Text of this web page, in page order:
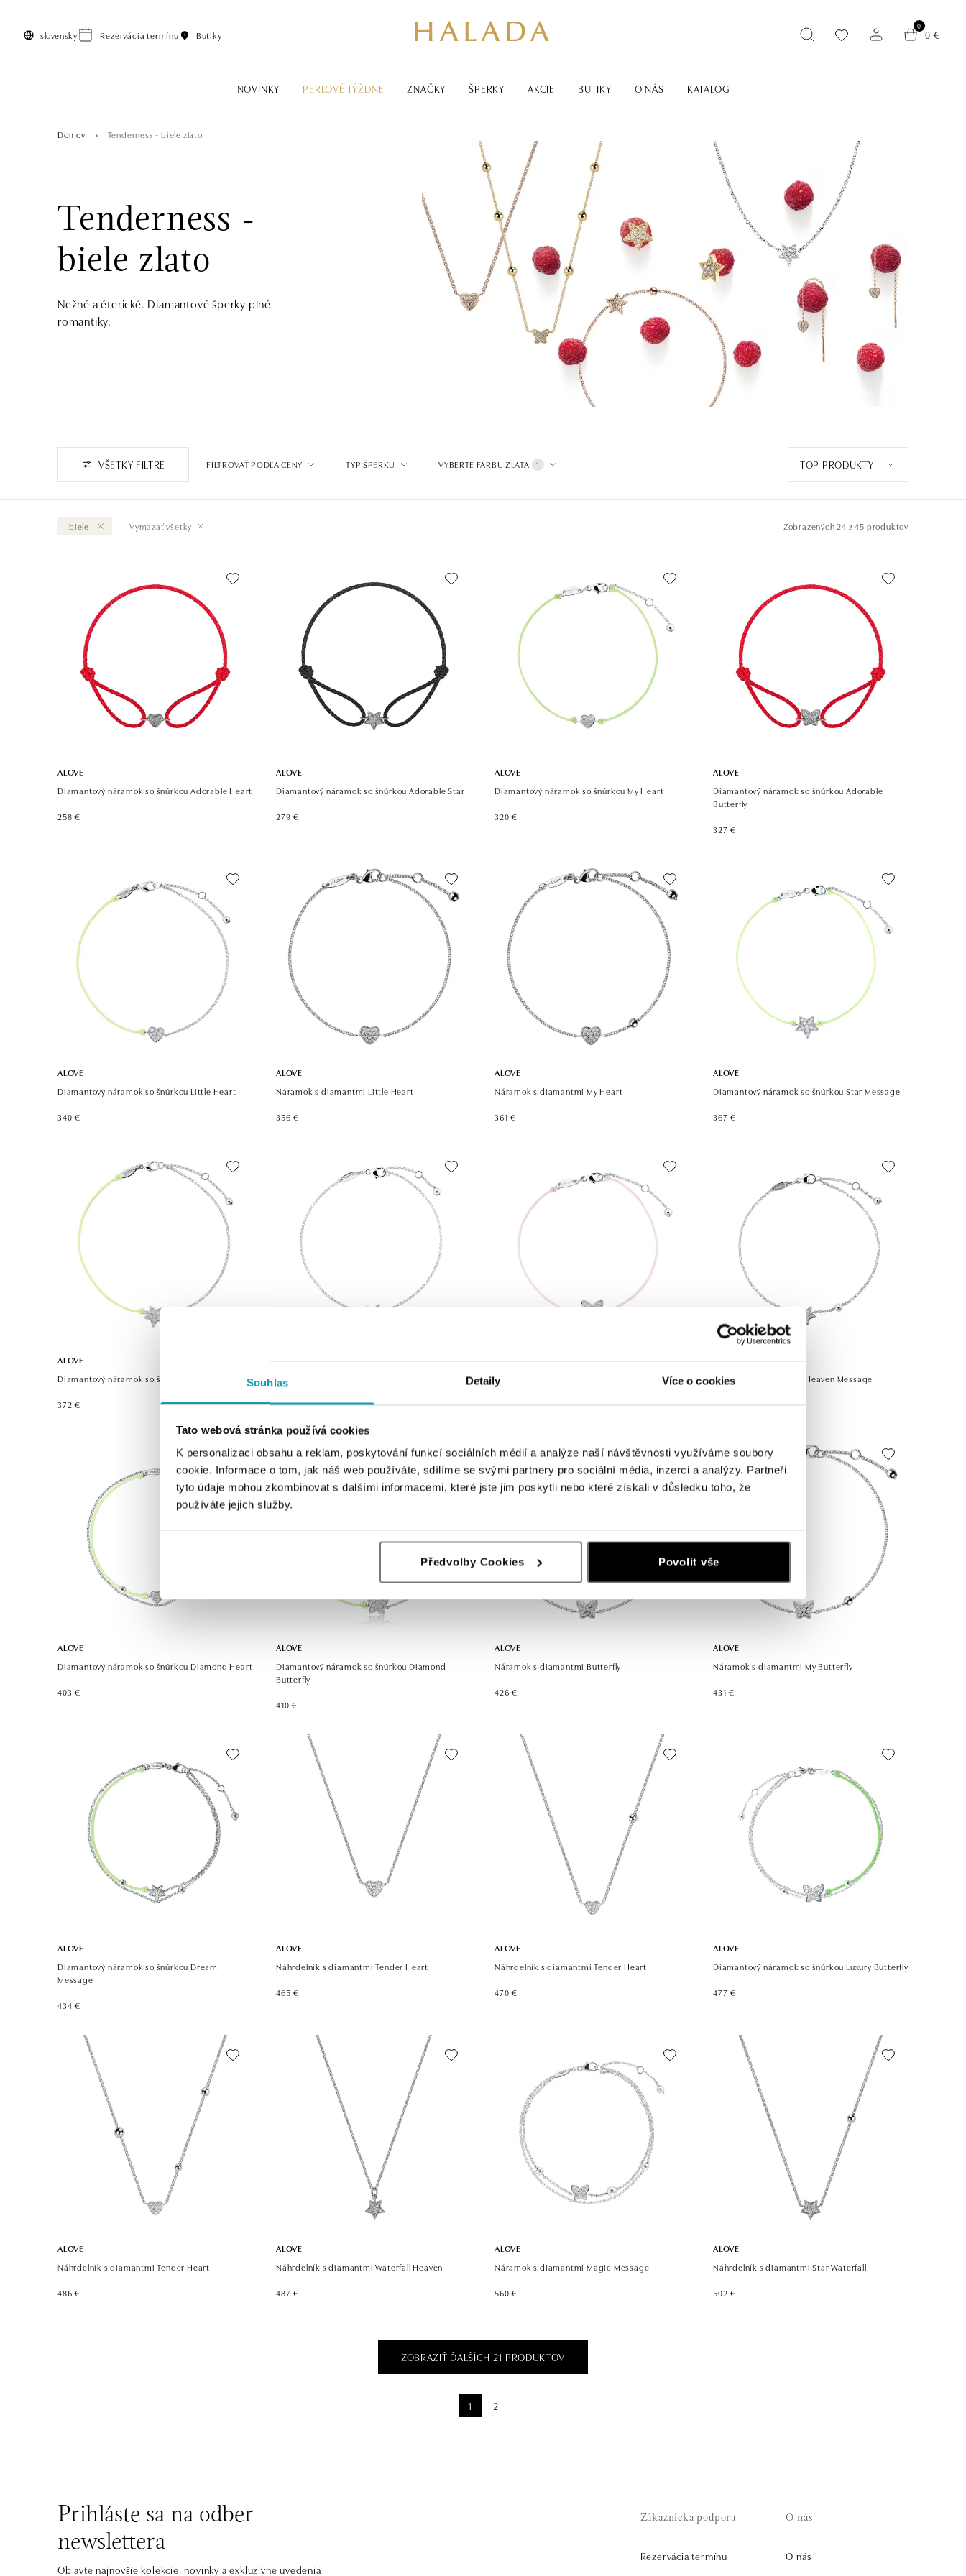
Souhlas Detaily Více o cookies
Tato webová stránka používá cookies
K personalizaci obsahu a reklam, poskytování funkcí sociálních médií a analýze naší návštěvnosti využíváme soubory
cookie. Informace o tom, jak náš web používáte, sdílíme se svými partnery pro sociální média, inzerci a analýzy. Partneři
tyto údaje mohou zkombinovat s dalšími informacemi, které jste jim poskytli nebo které získali v důsledku toho, že
používáte jejich služby.
Předvolby Cookies Povolit vše
slovensky Rezervácia termínu Butiky
0
0 €
NOVINKY PERLOVÉ TÝŽDNE ZNAČKY ŠPERKY AKCIE BUTIKY O NÁS KATALOG
Domov Tenderness - biele zlato
Tenderness -
biele zlato
Nežné a éterické. Diamantové šperky plné
romantiky.
VŠETKY FILTRE FILTROVAŤ PODĽA CENY TYP ŠPERKU VYBERTE FARBU ZLATA 1 TOP PRODUKTY
biele Vymazať všetky Zobrazených24 z 45 produktov
ALOVE
Diamantový náramok so šnúrkou Adorable Heart
258 €
ALOVE
Diamantový náramok so šnúrkou Adorable Star
279 €
ALOVE
Diamantový náramok so šnúrkou My Heart
320 €
ALOVE
Diamantový náramok so šnúrkou Adorable
Butterfly
327 €
ALOVE
Diamantový náramok so šnúrkou Little Heart
340 €
ALOVE
Náramok s diamantmi Little Heart
356 €
ALOVE
Náramok s diamantmi My Heart
361 €
ALOVE
Diamantový náramok so šnúrkou Star Message
367 €
ALOVE
Diamantový náramok so šnúrkou Be a Star
372 €
Náramok s diamantmi Night Message
383 €
Diamantový náramok so šnúrkou Lovely Butterfly
Náramok s diamantmi Heaven Message
ALOVE
Diamantový náramok so šnúrkou Diamond Heart
403 €
ALOVE
Diamantový náramok so šnúrkou Diamond
Butterfly
410 €
ALOVE
Náramok s diamantmi Butterfly
426 €
ALOVE
Náramok s diamantmi My Butterfly
431 €
ALOVE
Diamantový náramok so šnúrkou Dream
Message
434 €
ALOVE
Náhrdelník s diamantmi Tender Heart
465 €
ALOVE
Náhrdelník s diamantmi Tender Heart
470 €
ALOVE
Diamantový náramok so šnúrkou Luxury Butterfly
477 €
ALOVE
Náhrdelník s diamantmi Tender Heart
486 €
ALOVE
Náhrdelník s diamantmi Waterfall Heaven
487 €
ALOVE
Náramok s diamantmi Magic Message
560 €
ALOVE
Náhrdelník s diamantmi Star Waterfall
502 €
ZOBRAZIŤ ĎALŠÍCH 21 PRODUKTOV
1 2
Prihláste sa na odber
newslettera
Objavte najnovšie kolekcie, novinky a exkluzívne uvedenia
Zákaznícka podpora
Rezervácia termínu
O nás
O nás